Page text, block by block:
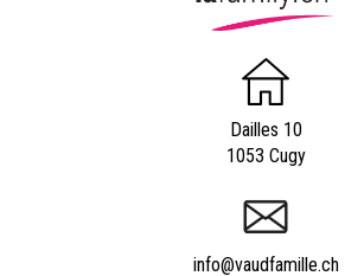
Dailles 10
1053 Cugy
info@vaudfamille.ch